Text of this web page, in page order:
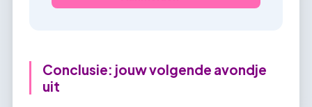
Conclusie: jouw volgende avondje
uit